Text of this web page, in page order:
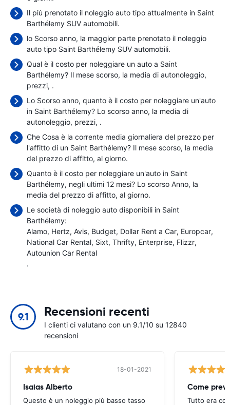
Il più prenotato il noleggio auto tipo attualmente in Saint
Barthélemy SUV automobili.
lo Scorso anno, la maggior parte prenotato il noleggio
auto tipo Saint Barthélemy SUV automobili.
Qual è il costo per noleggiare un auto a Saint
Barthélemy? Il mese scorso, la media di autonoleggio,
prezzi, .
Lo Scorso anno, quanto è il costo per noleggiare un'auto
in Saint Barthélemy? Lo scorso anno, la media di
autonoleggio, prezzi, .
Che Cosa è la corrente media giornaliera del prezzo per
l'affitto di un Saint Barthélemy? Il mese scorso, la media
del prezzo di affitto, al giorno.
Quanto è il costo per noleggiare un'auto in Saint
Barthélemy, negli ultimi 12 mesi? Lo scorso Anno, la
media del prezzo di affitto, al giorno.
Le società di noleggio auto disponibili in Saint
Barthélemy:
Alamo Hertz Avis Budget Dollar Rent a Car Europcar
National Car Rental Sixt Thrifty Enterprise Flizzr
Autounion Car Rental
.
9.1 Recensioni recenti
I clienti ci valutano con un 9.1/10 su 12840
recensioni
18-01-2021
Isaias Alberto
Questo è un noleggio più basso tasso
Come
Tutto era